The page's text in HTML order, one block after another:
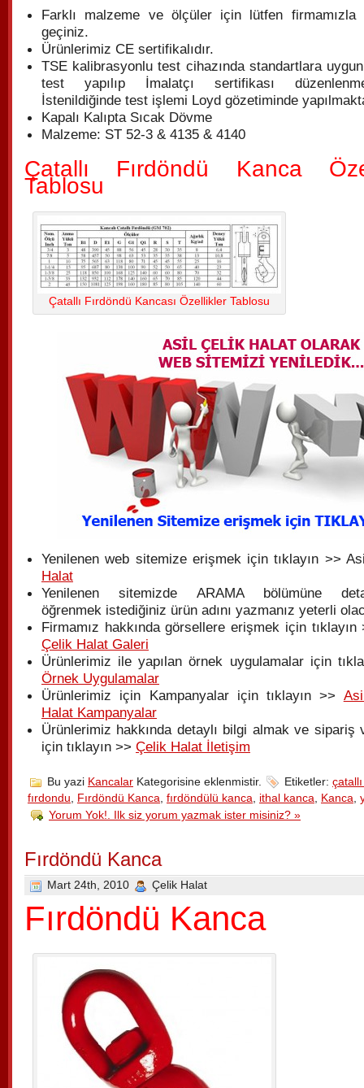
Farklı malzeme ve ölçüler için lütfen firmamızla
geçiniz.
Ürünlerimiz CE sertifikalıdır.
TSE kalibrasyonlu test cihazında standartlara
test yapılıp İmalatçı sertifikası
İstenildiğinde test işlemi Loyd gözetiminde
Kapalı Kalıpta Sıcak Dövme
Malzeme: ST 52-3 & 4135 & 4140
Çatallı Fırdöndü Kanca
Tablosu
Çatallı Fırdöndü Kancası Özellikler Tablosu
Yenilenen web sitemize erişmek için tıklayın >>
Halat
Yenilenen sitemizde ARAMA bölümüne
öğrenmek istediğiniz ürün adını yazmanız yeterli
Firmamız hakkında görsellere erişmek için tıklayın
Çelik Halat Galeri
Ürünlerimiz ile yapılan örnek uygulamalar için
Örnek Uygulamalar
Ürünlerimiz için Kampanyalar için tıklayın >>
Halat Kampanyalar
Ürünlerimiz hakkında detaylı bilgi almak ve sipariş
için tıklayın >> Çelik Halat İletişim
Bu yazi Kancalar Kategorisine eklenmistir. Etiketler:
fırdondu, Fırdöndü Kanca, fırdöndülü kanca, ithal kanca, Kanca,
Yorum Yok!. Ilk siz yorum yazmak ister misiniz? »
Fırdöndü Kanca
Mart 24th, 2010 Çelik Halat
Fırdöndü Kanca